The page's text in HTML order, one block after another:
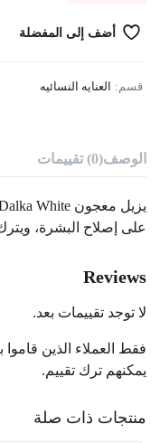
أضف إلى المفضلة
قسم: العنايه النسائيه
الوصف(0) تقييمات
على إصلاح البشرة،
Reviews
لا توجد تقييمات بعد.
فقط العملاء الذين
يمكنهم ترك تقييم.
منتجات ذات صلة